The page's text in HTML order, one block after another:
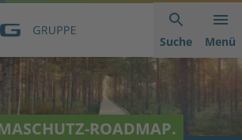
Suche Menü
ROADMAP.